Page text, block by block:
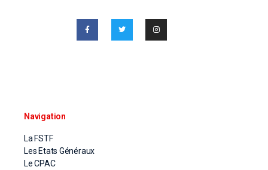
Navigation
La FSTF
Les Etats Généraux
Le CPAC